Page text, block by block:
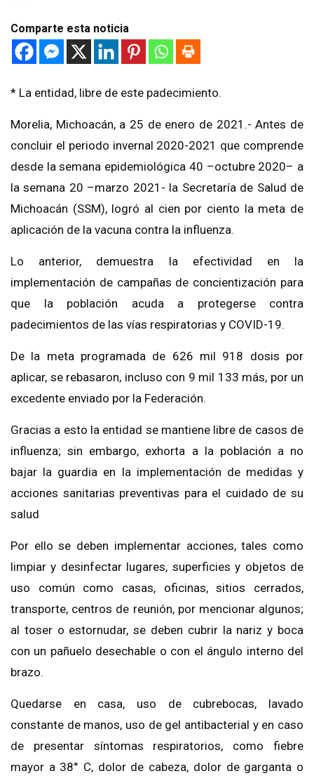
Comparte esta noticia
* La entidad, libre de este padecimiento.
Morelia, Michoacán, a 25 de enero de 2021.- Antes de
concluir el periodo invernal 2020-2021 que comprende
desde la semana epidemiológica 40 –octubre 2020– a
la semana 20 –marzo 2021- la Secretaría de Salud de
Michoacán (SSM), logró al cien por ciento la meta de
aplicación de la vacuna contra la influenza.
Lo anterior, demuestra la efectividad en la
implementación de campañas de concientización para
que la población acuda a protegerse contra
padecimientos de las vías respiratorias y COVID-19.
De la meta programada de 626 mil 918 dosis por
aplicar, se rebasaron, incluso con 9 mil 133 más, por un
excedente enviado por la Federación.
Gracias a esto la entidad se mantiene libre de casos de
influenza; sin embargo, exhorta a la población a no
bajar la guardia en la implementación de medidas y
acciones sanitarias preventivas para el cuidado de su
salud
Por ello se deben implementar acciones, tales como
limpiar y desinfectar lugares, superficies y objetos de
uso común como casas, oficinas, sitios cerrados,
transporte, centros de reunión, por mencionar algunos;
al toser o estornudar, se deben cubrir la nariz y boca
con un pañuelo desechable o con el ángulo interno del
brazo.
Quedarse en casa, uso de cubrebocas, lavado
constante de manos, uso de gel antibacterial y en caso
de presentar síntomas respiratorios, como fiebre
mayor a 38° C, dolor de cabeza, dolor de garganta o